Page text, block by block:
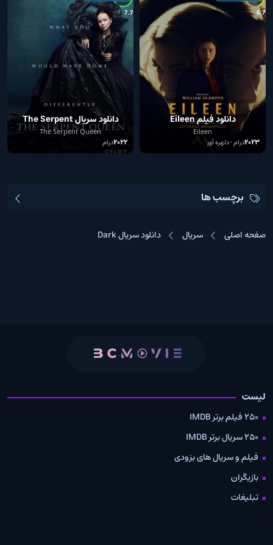
6.7
دانلود فیلم Eileen
Eileen
2023درام • دلهره آور
7.7
دانلود سریال The Serpent
Queen 2022
The Serpent Queen
2022درام
برچسب ها
صفحه اصلی سریال دانلود سریال Dark
لیست
250 فیلم برتر IMDB
250 سریال برتر IMDB
فیلم و سریال های بزودی
بازیگران
تبلیغات